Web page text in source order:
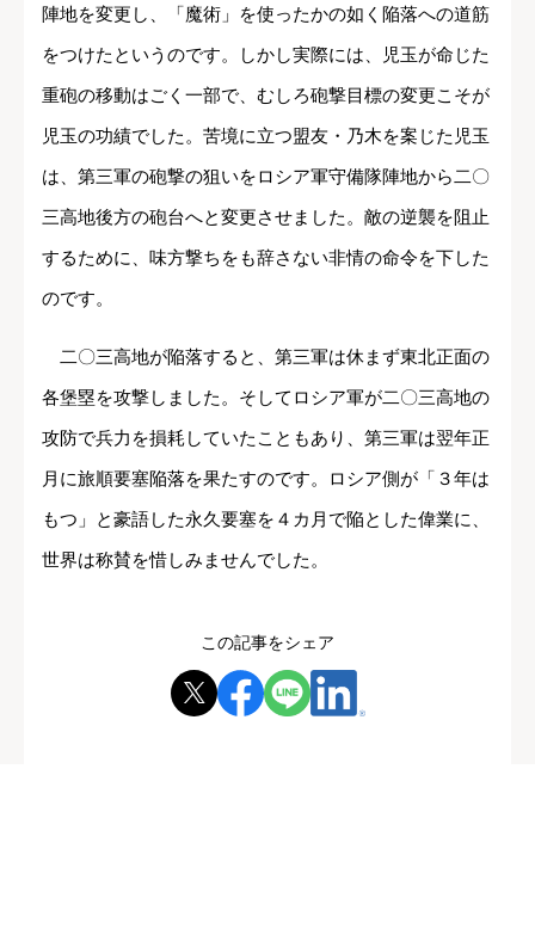
陣地を変更し、「魔術」を使ったかの如く陥落への道筋
をつけたというのです。しかし実際には、児玉が命じた
重砲の移動はごく一部で、むしろ砲撃目標の変更こそが
児玉の功績でした。苦境に立つ盟友・乃木を案じた児玉
は、第三軍の砲撃の狙いをロシア軍守備隊陣地から二〇
三高地後方の砲台へと変更させました。敵の逆襲を阻止
するために、味方撃ちをも辞さない非情の命令を下した
のです。
二〇三高地が陥落すると、第三軍は休まず東北正面の
各堡塁を攻撃しました。そしてロシア軍が二〇三高地の
攻防で兵力を損耗していたこともあり、第三軍は翌年正
月に旅順要塞陥落を果たすのです。ロシア側が「３年は
もつ」と豪語した永久要塞を４カ月で陥とした偉業に、
世界は称賛を惜しみませんでした。
この記事をシェア